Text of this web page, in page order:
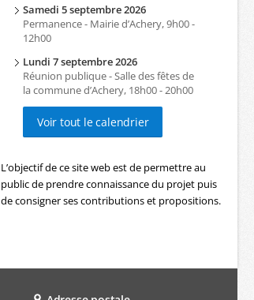
Samedi 5 septembre 2026
Permanence - Mairie d’Achery, 9h00 -
12h00
Lundi 7 septembre 2026
Réunion publique - Salle des fêtes de
la commune d’Achery, 18h00 - 20h00
Voir tout le calendrier
L’objectif de ce site web est de permettre au
public de prendre connaissance du projet puis
de consigner ses contributions et propositions.